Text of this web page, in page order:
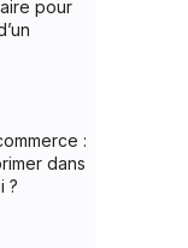
pour
:
dans
?